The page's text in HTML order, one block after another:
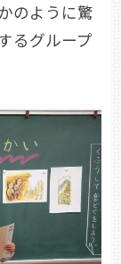
のように驚
るグループ